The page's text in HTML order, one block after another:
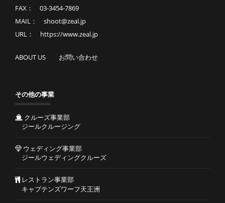
FAX： 03-3454-7869
MAIL： shoot@zeal.jp
URL： https://www.zeal.jp
ABOUT US お問い合わせ
その他の事業
クルーズ事業部
ジールクルージング
ウェディング事業部
ジールウェディングクルーズ
レストラン事業部
キャプテンズワーフ天王洲